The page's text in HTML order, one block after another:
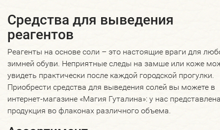
Средства для выведения
реагентов
Реагенты на основе соли – это настоящие враги для
зимней обуви. Неприятные следы на замше или коже
увидеть практически после каждой городской прогулки.
Приобрести средства для выведения солей вы можете в
интернет-магазине «Магия Гуталина»: у нас
продукция во флаконах различного объема.